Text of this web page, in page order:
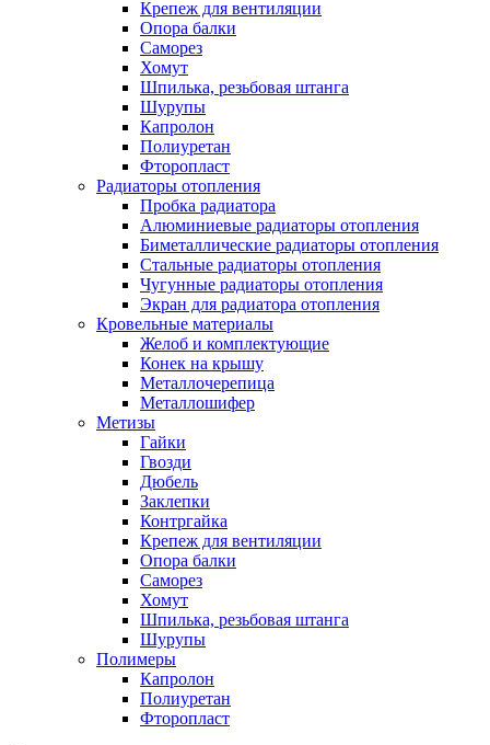
Крепеж для вентиляции
Опора балки
Саморез
Хомут
Шпилька, резьбовая штанга
Шурупы
Капролон
Полиуретан
Фторопласт
Радиаторы отопления
Пробка радиатора
Алюминиевые радиаторы отопления
Биметаллические радиаторы отопления
Стальные радиаторы отопления
Чугунные радиаторы отопления
Экран для радиатора отопления
Кровельные материалы
Желоб и комплектующие
Конек на крышу
Металлочерепица
Металлошифер
Метизы
Гайки
Гвозди
Дюбель
Заклепки
Контргайка
Крепеж для вентиляции
Опора балки
Саморез
Хомут
Шпилька, резьбовая штанга
Шурупы
Полимеры
Капролон
Полиуретан
Фторопласт